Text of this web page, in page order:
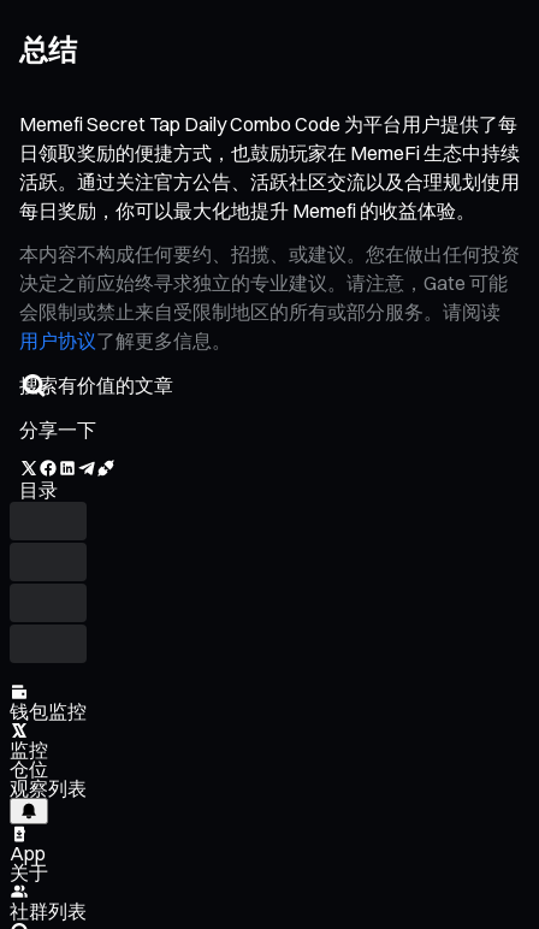
总结
Memefi Secret Tap Daily Combo Code 为平台用户提供了每
日领取奖励的便捷方式，也鼓励玩家在 MemeFi 生态中持续
活跃。通过关注官方公告、活跃社区交流以及合理规划使用
每日奖励，你可以最大化地提升 Memefi 的收益体验。
本内容不构成任何要约、招揽、或建议。您在做出任何投资
决定之前应始终寻求独立的专业建议。请注意，Gate 可能
会限制或禁止来自受限制地区的所有或部分服务。请阅读
用户协议了解更多信息。
分享一下
目录
钱包监控
监控
仓位
观察列表
App
关于
社群列表